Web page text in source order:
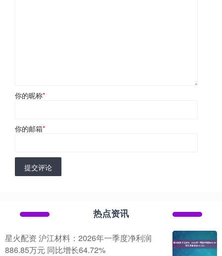
你的昵称*
你的邮箱*
提交评论
热点资讯
星火配资 沪江材料：2026年一季度净利润
886.85万元 同比增长64.72%